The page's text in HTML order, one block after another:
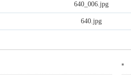
640_006.jpg
640.jpg